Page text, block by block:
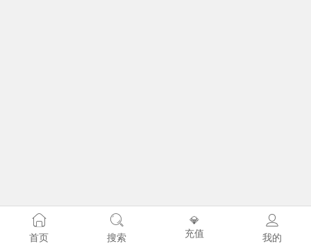
首页 搜索
💎
充值
我的